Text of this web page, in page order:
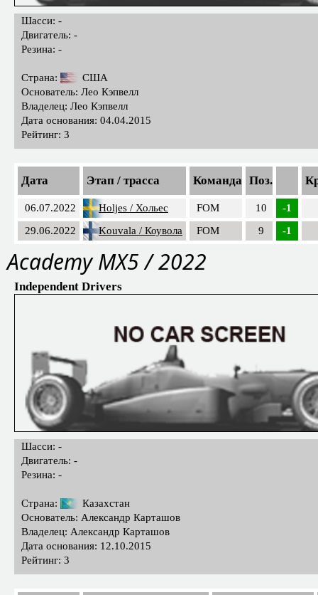
Шасси: -
Двигатель: -
Резина: -
Страна:
США
Основатель: Лео Кэпвелл
Владелец: Лео Кэпвелл
Дата основания: 04.04.2015
Рейтинг: 3
Дата Этап / трасса Команда Поз.
06.07.2022 Holjes / Хольес FOM 10
-1
29.06.2022
Kouvala / Коувола FOM 9 -1
Academy MX5 / 2022
Independent Drivers
Шасси: -
Двигатель: -
Резина: -
Страна:
Казахстан
Основатель: Александр Карташов
Владелец: Александр Карташов
Дата основания: 12.10.2015
Рейтинг: 3